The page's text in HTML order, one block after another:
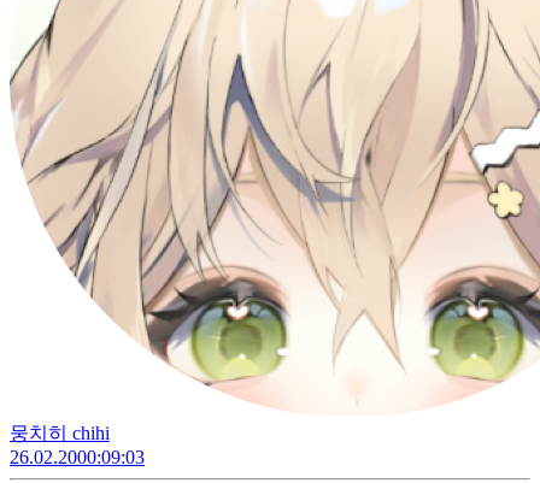
뭉치히 chihi
26.02.2000:09:03